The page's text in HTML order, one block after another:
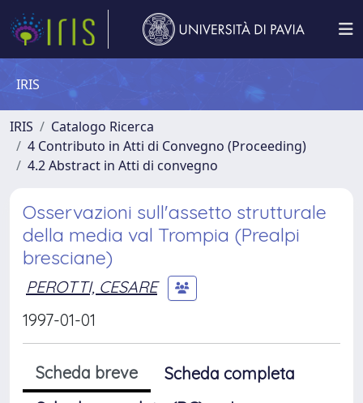
IRIS
IRIS
Catalogo Ricerca
4 Contributo in Atti di Convegno (Proceeding)
4.2 Abstract in Atti di convegno
Osservazioni sull'assetto strutturale
della media val Trompia (Prealpi
bresciane)
PEROTTI, CESARE
1997-01-01
Scheda breve
Scheda completa